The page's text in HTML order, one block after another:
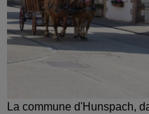
La commune d'Hunspach,